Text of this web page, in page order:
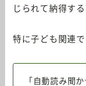
じられて納得する
特に子ども関連
「自動読み聞